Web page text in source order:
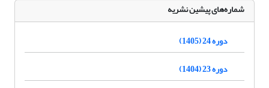
شماره‌های پیشین نشریه
دوره 24 (1405)
دوره 23 (1404)